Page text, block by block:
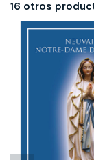
16 otros